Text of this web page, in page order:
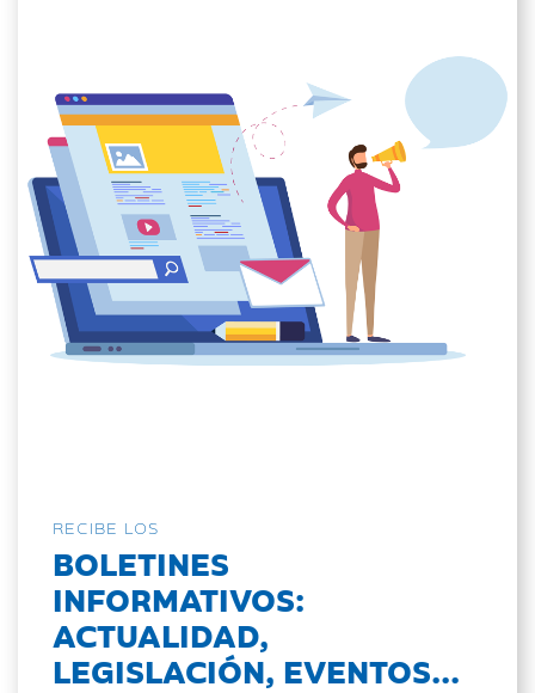
RECIBE LOS
BOLETINES
INFORMATIVOS:
ACTUALIDAD,
LEGISLACIÓN, EVENTOS...